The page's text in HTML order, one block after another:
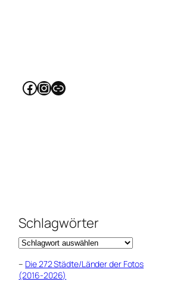
Facebook
Instagram
Link
Schlagwörter
– Die 272 Städte/Länder der Fotos
(2016-2026)